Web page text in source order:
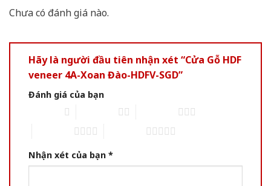
Chưa có đánh giá nào.
Hãy là người đầu tiên nhận xét “Cửa Gỗ HDF
veneer 4A-Xoan Đào-HDFV-SGD”
Đánh giá của bạn
Nhận xét của bạn *